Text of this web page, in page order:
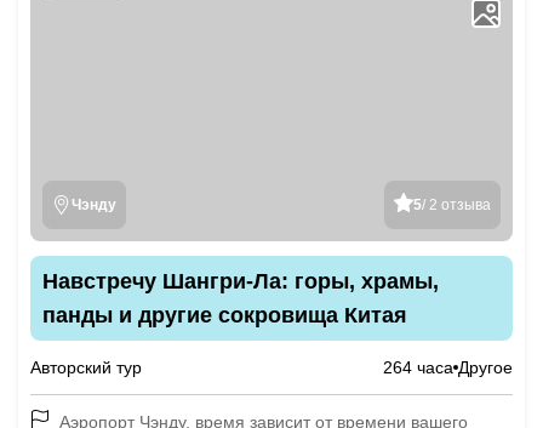
5/ 2 отзыва
Чэнду
Навстречу Шангри-Ла: горы, храмы,
панды и другие сокровища Китая
Авторский тур 264 часа Другое
Аэропорт Чэнду, время зависит от времени вашего